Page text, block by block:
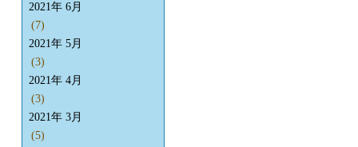
2021年 6月
(7)
2021年 5月
(3)
2021年 4月
(3)
2021年 3月
(5)